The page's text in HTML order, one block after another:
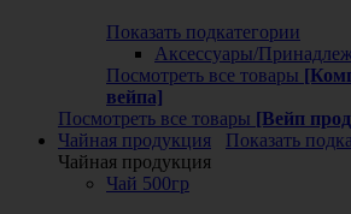
Показать подкатегории
Аксессуары/
Посмотреть все товары
вейпа]
Посмотреть все товары [Вейп
Чайная продукция
Показать
Чайная продукция
Чай 500гр